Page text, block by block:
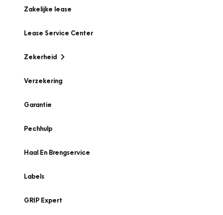
Zakelijke lease
Lease Service Center
Zekerheid
Verzekering
Garantie
Pechhulp
Haal En Brengservice
Labels
GRIP Expert